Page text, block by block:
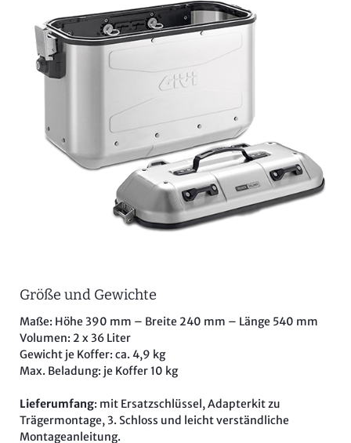
Größe und Gewichte
Maße: Höhe 390 mm – Breite 240 mm – Länge 540 mm
Volumen: 2 x 36 Liter
Gewicht je Koffer: ca. 4,9 kg
Max. Beladung: je Koffer 10 kg
Lieferumfang: mit Ersatzschlüssel, Adapterkit zu
Trägermontage, 3. Schloss und leicht verständliche
Montageanleitung.